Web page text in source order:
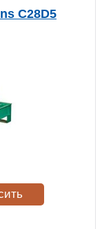
C28D5